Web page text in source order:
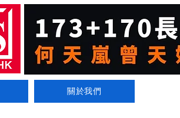
關於我們